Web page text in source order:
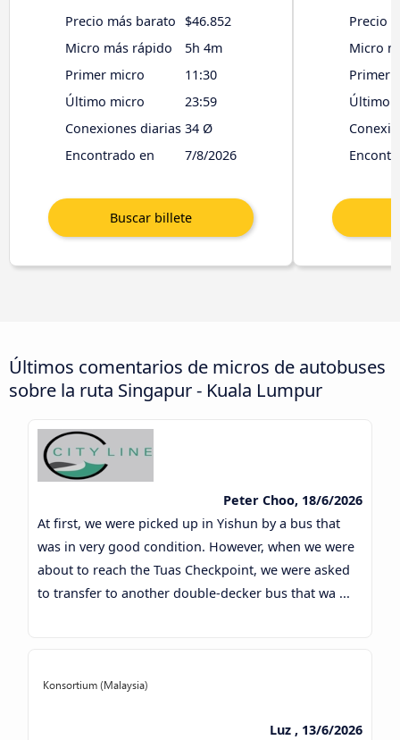
Precio más barato
$46.852
Micro más rápido
5h 4m
Primer micro
11:30
Último micro
23:59
Conexiones diarias 34 Ø
Encontrado en
7/8/2026
Precio
Micro
Primer
Último
Últimos comentarios de micros de autobuses
sobre la ruta Singapur - Kuala Lumpur
Peter Choo, 18/6/2026
At first, we were picked up in Yishun by a bus that
was in very good condition. However, when we were
about to reach the Tuas Checkpoint, we were asked
to transfer to another double-decker bus that wa ...
Luz , 13/6/2026